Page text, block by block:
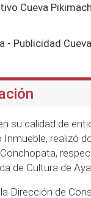
Cueva
- Publicidad
su calidad de
realizó
de Cultura de
Dirección de